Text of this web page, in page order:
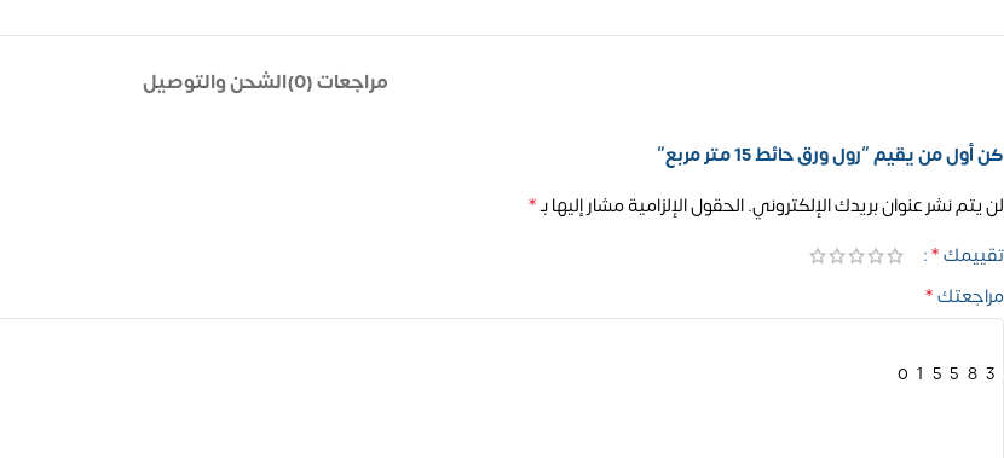
مراجعات (0) الشحن والتوصيل
كن أول من يقيم “رول ورق حائط 15 متر مربع”
لن يتم نشر عنوان بريدك الإلكتروني.الحقول الإلزامية مشار إليها بـ*
تقييمك*
مراجعتك*